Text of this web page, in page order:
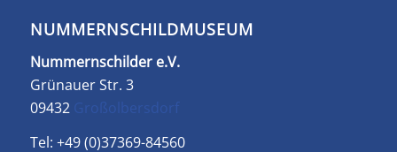
NUMMERNSCHILDMUSEUM
Nummernschilder e.V.
Grünauer Str. 3
09432 Großolbersdorf
Tel: +49 (0)37369-84560